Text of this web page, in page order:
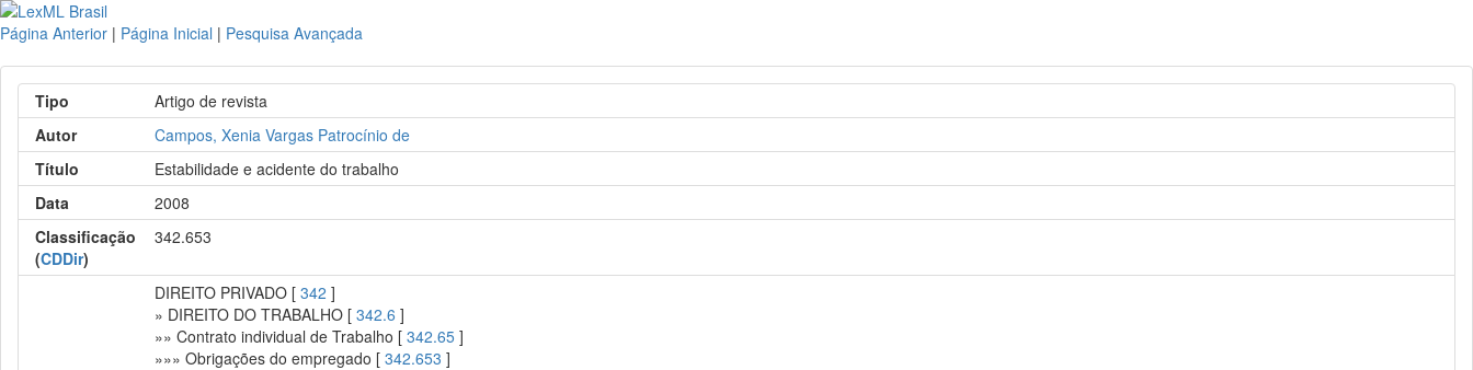
Página Anterior | Página Inicial | Pesquisa Avançada
Tipo
Artigo de revista
Autor
Campos, Xenia Vargas Patrocínio de
Título
Estabilidade e acidente do trabalho
Data
2008
Classificação
(CDDir)
342.653
DIREITO PRIVADO [342 ]
» DIREITO DO TRABALHO [342.6 ]
»» Contrato individual de Trabalho [342.65 ]
»»» Obrigações do empregado [342.653 ]